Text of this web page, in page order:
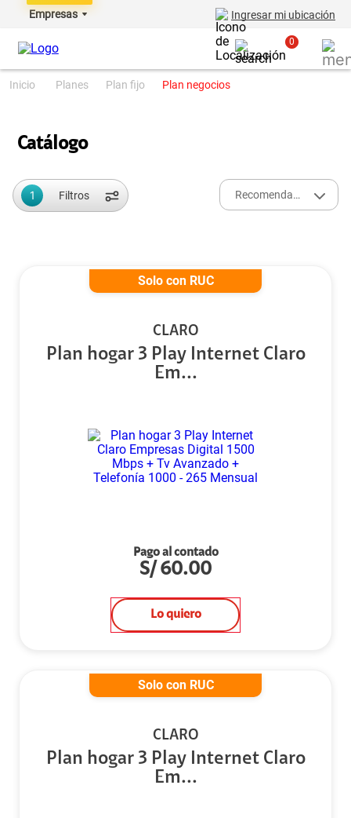
Empresas Ingresar mi ubicación
0
planes plan fijo plan negocios
Catálogo
1 Filtros Recomendados
Solo con RUC
CLARO
Plan hogar 3 Play Internet Claro
Em...
Pago al contado
S/ 60.00
Lo quiero
Solo con RUC
CLARO
Plan hogar 3 Play Internet Claro
Em...